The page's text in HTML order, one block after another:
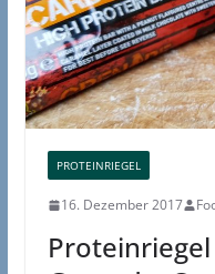
PROTEINRIEGEL
16. Dezember 2017